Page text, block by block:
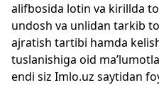
alifbosida lotin va kirillda
undosh va unlidan tarkib
ajratish tartibi hamda
tuslanishiga oid
endi siz Imlo.uz saytidan